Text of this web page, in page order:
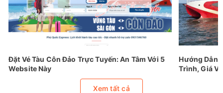
Đặt Vé Tàu Côn Đảo Trực Tuyến: An Tâm Với 5
Website Này
Hướng Dẫn
Trình, Giá Vé
Xem tất cả